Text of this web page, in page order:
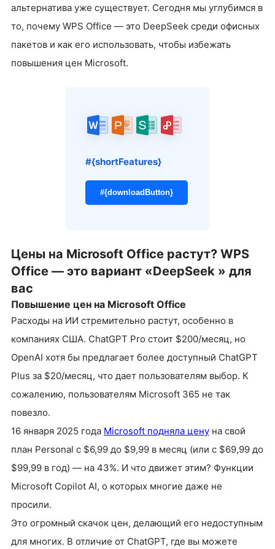
альтернатива уже существует. Сегодня мы углубимся в
то, почему WPS Office — это DeepSeek среди офисных
пакетов и как его использовать, чтобы избежать
повышения цен Microsoft.
#{shortFeatures}
#{downloadButton}
Цены на Microsoft Office растут? WPS
Office — это вариант «DeepSeek » для
вас
Повышение цен на Microsoft Office
Расходы на ИИ стремительно растут, особенно в
компаниях США. ChatGPT Pro стоит $200/месяц, но
OpenAI хотя бы предлагает более доступный ChatGPT
Plus за $20/месяц, что дает пользователям выбор. К
сожалению, пользователям Microsoft 365 не так
повезло.
16 января 2025 года Microsoft подняла цену на свой
план Personal с $6,99 до $9,99 в месяц (или с $69,99 до
$99,99 в год) — на 43%. И что движет этим? Функции
Microsoft Copilot AI, о которых многие даже не
просили.
Это огромный скачок цен, делающий его недоступным
для многих. В отличие от ChatGPT, где вы можете